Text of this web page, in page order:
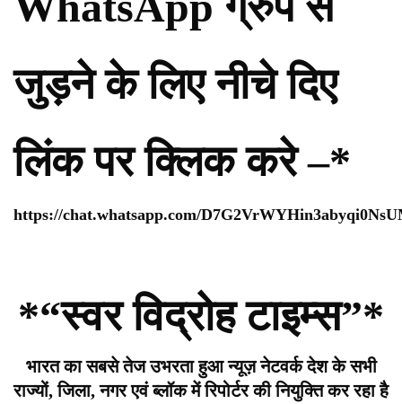
जुड़ने के लिए नीचे दिए
लिंक पर क्लिक करे –*
https://chat.whatsapp.com/
*“स्वर विद्रोह टाइम्स”*
भारत का सबसे तेज उभरता हुआ न्यूज़ नेटवर्क देश के सभी
राज्यों, जिला, नगर एवं ब्लॉक में रिपोर्टर की नियुक्ति कर रहा है